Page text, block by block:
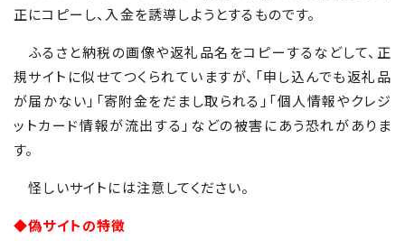
正にコピーし、入金を誘導しようとするものです。
ふるさと納税の画像や返礼品名をコピーするなどして、正
規サイトに似せてつくられていますが、「申し込んでも返礼品
が届かない」「寄附金をだまし取られる」「個人情報やクレジ
ットカード情報が流出する」などの被害にあう恐れがありま
す。
怪しいサイトには注意してください。
◆偽サイトの特徴